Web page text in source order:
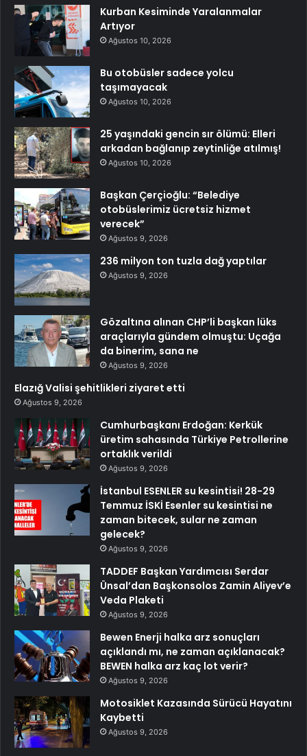
Kurban Kesiminde Yaralanmalar
Artıyor
Ağustos 10, 2026
Bu otobüsler sadece yolcu
taşımayacak
Ağustos 10, 2026
25 yaşındaki gencin sır ölümü: Elleri
arkadan bağlanıp zeytinliğe atılmış!
Ağustos 10, 2026
Başkan Çerçioğlu: “Belediye
otobüslerimiz ücretsiz hizmet
verecek”
Ağustos 9, 2026
236 milyon ton tuzla dağ yaptılar
Ağustos 9, 2026
Gözaltına alınan CHP’li başkan lüks
araçlarıyla gündem olmuştu: Uçağa
da binerim, sana ne
Ağustos 9, 2026
Elazığ Valisi şehitlikleri ziyaret etti
Ağustos 9, 2026
Cumhurbaşkanı Erdoğan: Kerkük
üretim sahasında Türkiye Petrollerine
ortaklık verildi
Ağustos 9, 2026
İstanbul ESENLER su kesintisi! 28-29
Temmuz İSKİ Esenler su kesintisi ne
zaman bitecek, sular ne zaman
gelecek?
Ağustos 9, 2026
TADDEF Başkan Yardımcısı Serdar
Ünsal’dan Başkonsolos Zamin Aliyev’e
Veda Plaketi
Ağustos 9, 2026
Bewen Enerji halka arz sonuçları
açıklandı mı, ne zaman açıklanacak?
BEWEN halka arz kaç lot verir?
Ağustos 9, 2026
Motosiklet Kazasında Sürücü Hayatını
Kaybetti
Ağustos 9, 2026